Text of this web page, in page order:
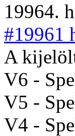
19964.
#19961
A
V6 -
V5 -
V4 -